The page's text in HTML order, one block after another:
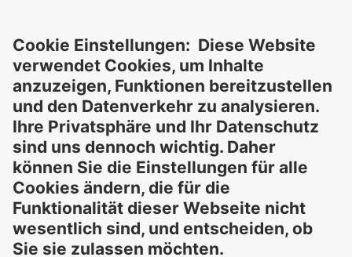
Informationen ergeben könnte. Die Verwendung der
Informationen erfolgt auf eigenes Risiko und in eigener
Verantwortung.
Diese Erklärung entbindet Sie nicht von der Pflicht, eigene
Eignungsprüfungen und Tests durchzuführen, sowie alle
geltenden gesetzlichen Vorschriften einzuhalten und Rechte
Dritter zu respektieren. Die beschriebenen Produkte und
Konzepte sind nicht für den Einzelverkauf oder den direkten
Endverbrauch bestimmt. Sie sind nicht zur Diagnose,
Behandlung, Heilung oder Vorbeugung von Krankheiten
gedacht. Verwendungen und Aussagen zu
-Produkten